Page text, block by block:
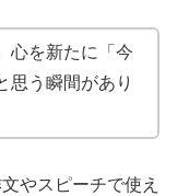
心を新たに「今
思う瞬間があり
やスピーチで使え